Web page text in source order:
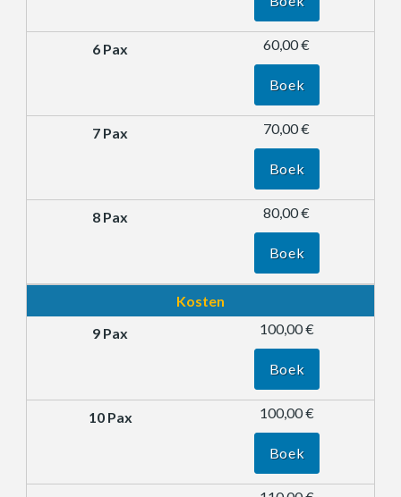
60,00 €
Boek
70,00 €
Boek
80,00 €
Boek
Kosten
100,00 €
Boek
100,00 €
Boek